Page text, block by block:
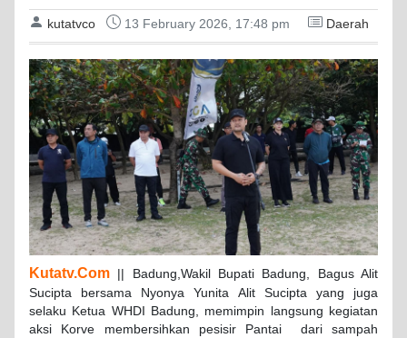
kutatvco 13 February 2026, 17:48 pm Daerah
Kutatv.Com || Badung,Wakil Bupati Badung, Bagus Alit
Sucipta bersama Nyonya Yunita Alit Sucipta yang juga
selaku Ketua WHDI Badung, memimpin langsung kegiatan
aksi Korve membersihkan pesisir Pantai dari sampah